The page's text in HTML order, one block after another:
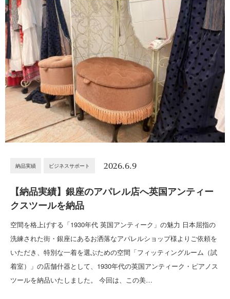
納品実績 ビジネスサポート 2026.6.9
【納品実績】銀座のアパレル店へ英国アンティー
クスツールを納品
空間を格上げする「1930年代 英国アンティーク」の魅力 日本屈指の
洗練された街・銀座にあるお洒落なアパレルショップ様よりご依頼を
いただき、特別な一着を選ぶための空間「フィッティングルーム（試
着室）」の店舗什器として、1930年代の英国アンティーク・ピアノス
ツールを納品いたしました。 今回は、この美…